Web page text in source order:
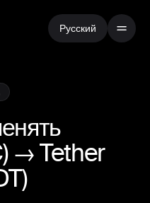
Русский
) →Tether
)